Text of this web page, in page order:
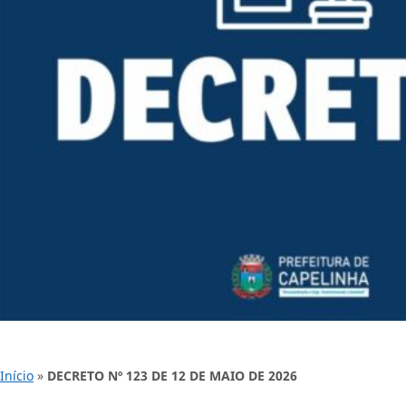
Início » DECRETO Nº 123 DE 12 DE MAIO DE 2026